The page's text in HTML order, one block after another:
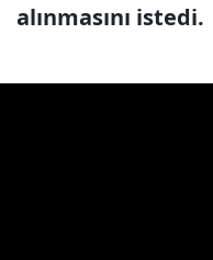
alınmasını istedi.